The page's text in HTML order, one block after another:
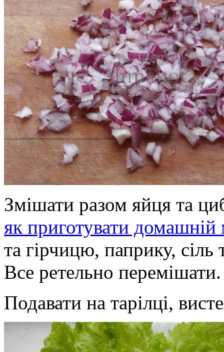
Змішати разом яйця та
як приготувати домашній
та гірчицю, паприку, сіль
Все ретельно перемішати.
Подавати на тарілці,